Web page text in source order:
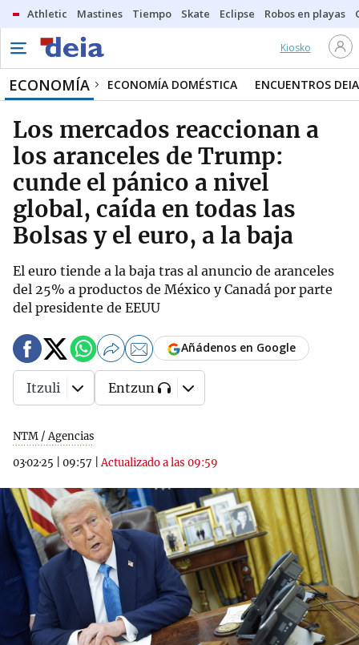
Athletic Mastines Tiempo Skate Eclipse Robos en playas
Kiosko
ECONOMÍA ECONOMÍA DOMÉSTICA ENCUENTROS DEIA
Los mercados reaccionan a
los aranceles de Trump:
cunde el pánico a nivel
global, caída en todas las
Bolsas y el euro, a la baja
El euro tiende a la baja tras al anuncio de aranceles
del 25% a productos de México y Canadá por parte
del presidente de EEUU
NTM / Agencias
03·02·25
09:57 |Actualizado a las 09:59
Añádenos en Google
Itzuli Entzun